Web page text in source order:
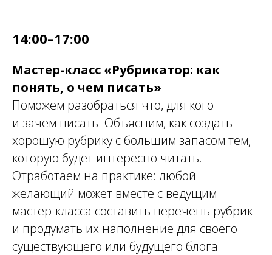
14:00–17:00
Мастер-класс «Рубрикатор: как
понять, о чем писать»
Поможем разобраться что, для кого
и зачем писать. Объясним, как создать
хорошую рубрику с большим запасом тем,
которую будет интересно читать.
Отработаем на практике: любой
желающий может вместе с ведущим
мастер-класса составить перечень рубрик
и продумать их наполнение для своего
существующего или будущего блога